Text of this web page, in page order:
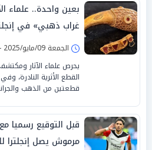
بعين واحدة.. علماء
غراب ذهبي» في
الجمعة 09/مايو/2025 - 10:02 م
يحرص علماء الآثار
القطع الأثرية
قطعتين من الذهب
قبل التوقيع رسميا
مرموش يصل